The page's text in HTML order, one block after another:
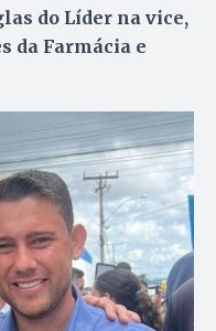
do Líder na vice,
da Farmácia e